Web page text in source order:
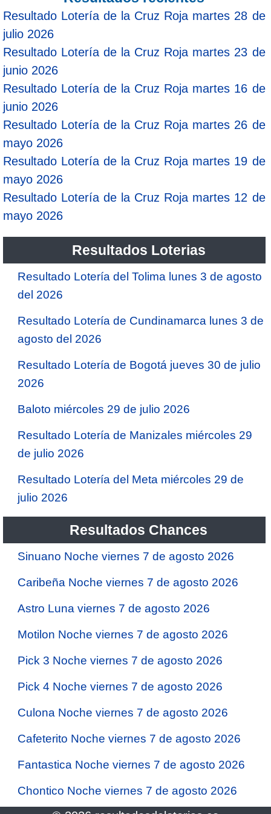
Resultado Lotería de la Cruz Roja martes 28 de
julio 2026
Resultado Lotería de la Cruz Roja martes 23 de
junio 2026
Resultado Lotería de la Cruz Roja martes 16 de
junio 2026
Resultado Lotería de la Cruz Roja martes 26 de
mayo 2026
Resultado Lotería de la Cruz Roja martes 19 de
mayo 2026
Resultado Lotería de la Cruz Roja martes 12 de
mayo 2026
Resultados Loterias
Resultado Lotería del Tolima lunes 3 de agosto
del 2026
Resultado Lotería de Cundinamarca lunes 3 de
agosto del 2026
Resultado Lotería de Bogotá jueves 30 de julio
2026
Baloto miércoles 29 de julio 2026
Resultado Lotería de Manizales miércoles 29
de julio 2026
Resultado Lotería del Meta miércoles 29 de
julio 2026
Resultados Chances
Sinuano Noche viernes 7 de agosto 2026
Caribeña Noche viernes 7 de agosto 2026
Astro Luna viernes 7 de agosto 2026
Motilon Noche viernes 7 de agosto 2026
Pick 3 Noche viernes 7 de agosto 2026
Pick 4 Noche viernes 7 de agosto 2026
Culona Noche viernes 7 de agosto 2026
Cafeterito Noche viernes 7 de agosto 2026
Fantastica Noche viernes 7 de agosto 2026
Chontico Noche viernes 7 de agosto 2026